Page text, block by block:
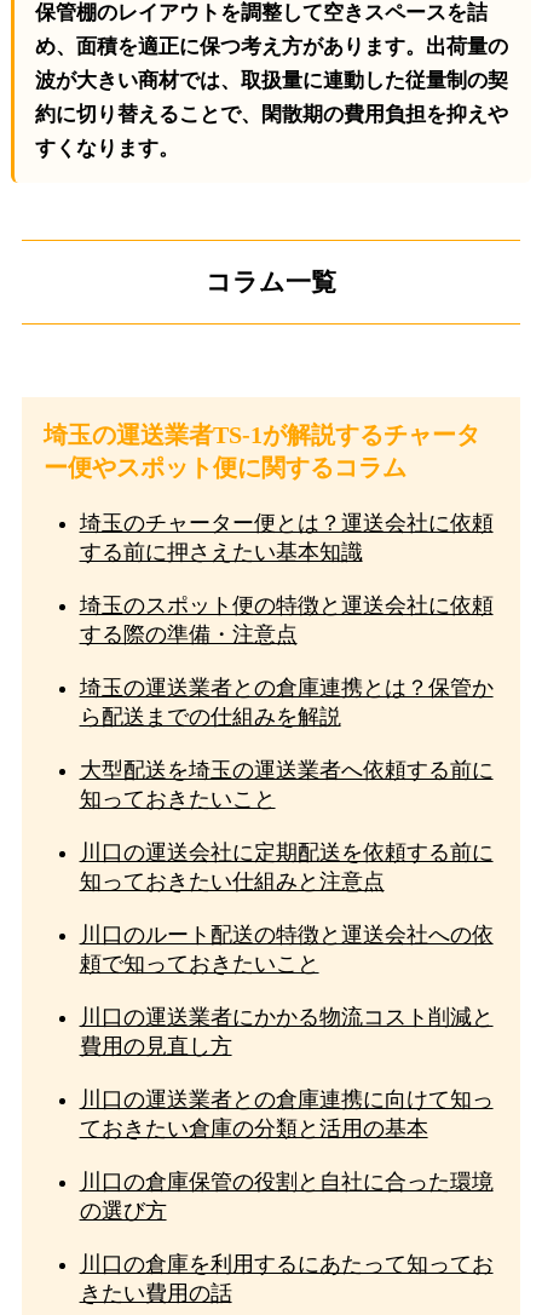
保管棚のレイアウトを調整して空きスペースを詰
め、面積を適正に保つ考え方があります。出荷量の
波が大きい商材では、取扱量に連動した従量制の契
約に切り替えることで、閑散期の費用負担を抑えや
すくなります。
コラム一覧
埼玉の運送業者TS-1が解説するチャータ
ー便やスポット便に関するコラム
埼玉のチャーター便とは？運送会社に依頼
する前に押さえたい基本知識
埼玉のスポット便の特徴と運送会社に依頼
する際の準備・注意点
埼玉の運送業者との倉庫連携とは？保管か
ら配送までの仕組みを解説
大型配送を埼玉の運送業者へ依頼する前に
知っておきたいこと
川口の運送会社に定期配送を依頼する前に
知っておきたい仕組みと注意点
川口のルート配送の特徴と運送会社への依
頼で知っておきたいこと
川口の運送業者にかかる物流コスト削減と
費用の見直し方
川口の運送業者との倉庫連携に向けて知っ
ておきたい倉庫の分類と活用の基本
川口の倉庫保管の役割と自社に合った環境
の選び方
川口の倉庫を利用するにあたって知ってお
きたい費用の話